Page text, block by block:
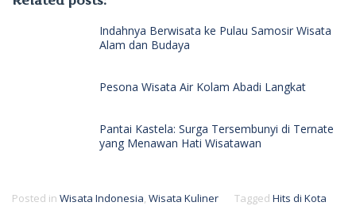
Indahnya Berwisata ke Pulau Samosir Wisata
Alam dan Budaya
Pesona Wisata Air Kolam Abadi Langkat
Pantai Kastela: Surga Tersembunyi di Ternate
yang Menawan Hati Wisatawan
Posted in Wisata Indonesia, Wisata Kuliner Tagged Hits di Kota